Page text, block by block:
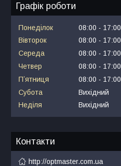
Графік роботи
Понеділок 08:00
17:00
Вівторок
08:00
17:00
Середа
08:00
17:00
Четвер
08:00
17:00
Пʼятниця
08:00
17:00
Субота
Вихідний
Неділя
Вихідний
Контакти
http://optmaster.com.ua